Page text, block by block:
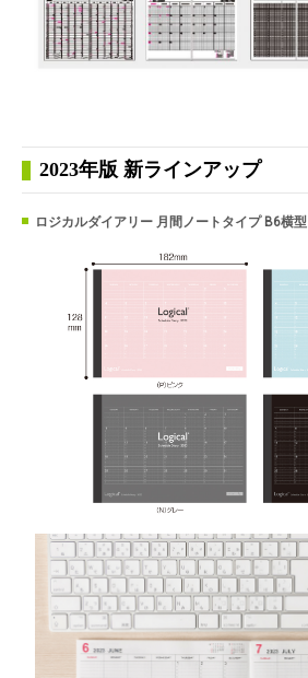
2023年版 新ラインアップ
ロジカルダイアリー 月間ノートタイプ B6横型